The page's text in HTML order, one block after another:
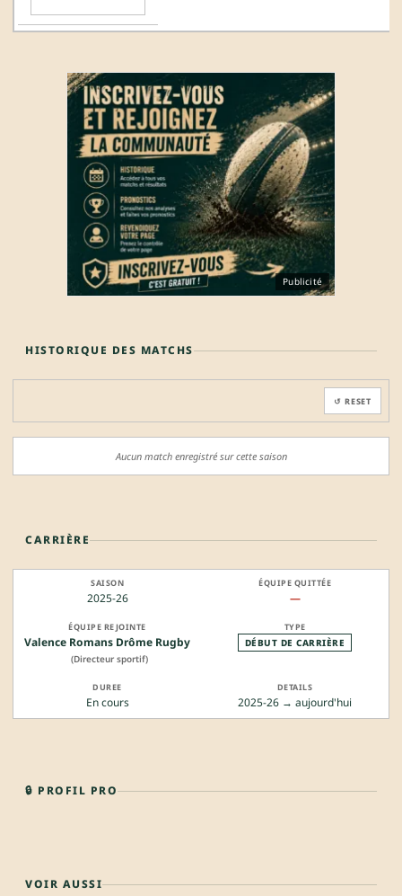
Publicité
HISTORIQUE DES MATCHS
↺ RESET
Aucun match enregistré sur cette saison
CARRIÈRE
2025-26 —
Valence Romans Drôme Rugby
(Directeur sportif)
DÉBUT DE CARRIÈRE
En cours 2025-26 → aujourd'hui
🔒 PROFIL PRO
VOIR AUSSI